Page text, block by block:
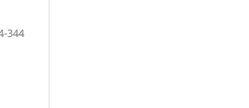
344